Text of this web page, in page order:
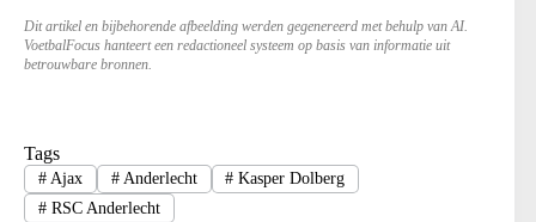
Dit artikel en bijbehorende afbeelding werden gegenereerd met behulp van AI.
VoetbalFocus hanteert een redactioneel systeem op basis van informatie uit
betrouwbare bronnen.
Tags
#Ajax #Anderlecht # Kasper Dolberg
#RSC Anderlecht